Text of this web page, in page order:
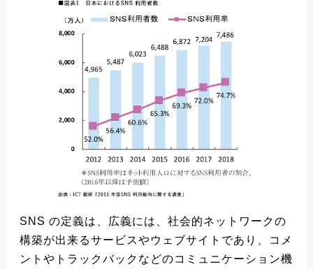
SNS の定義は、広義には、社会的ネットワークの
構築が出来るサービスやウェブサイトであり、コメ
ントやトラックバックなどのコミュニケーション機